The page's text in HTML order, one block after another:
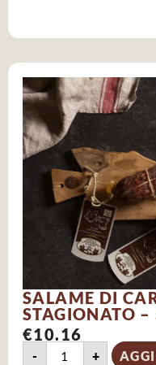
SALAME DI
STAGIONATO –
€10.16
- +